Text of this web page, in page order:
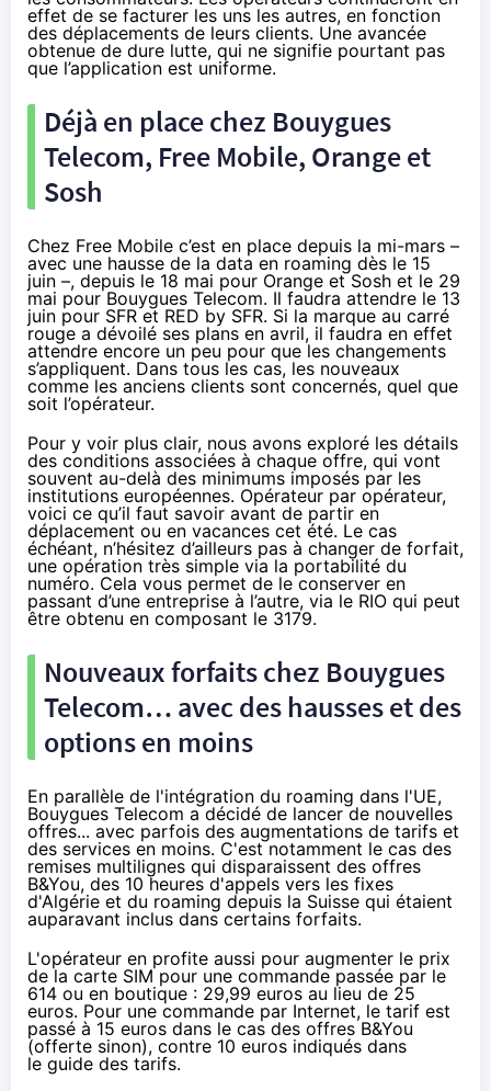
effet de se facturer les uns les autres, en fonction
des déplacements de leurs clients. Une avancée
obtenue de dure lutte, qui ne signifie pourtant pas
que l’application est uniforme.
Déjà en place chez Bouygues
Telecom, Free Mobile, Orangeet
Sosh
Chez Free Mobile c’est en place depuis la mi-mars –
avec une hausse de la data en roaming dès le 15
juin –, depuis le 18 mai pour Orange et Sosh et le 29
mai pour Bouygues Telecom. Il faudra attendre le 13
juin pour SFRet RED by SFR. Si la marque au carré
rouge a dévoilé ses plans en avril, il faudra en effet
attendre encore un peu pour que les changements
s’appliquent. Dans tous les cas, les nouveaux
comme les anciens clients sont concernés, quel que
soit l’opérateur.
Pour y voir plus clair, nous avons exploré les détails
des conditions associées à chaque offre, qui vont
souvent au-delà des minimums imposés par les
institutions européennes. Opérateur par opérateur,
voici ce qu’il faut savoir avant de partir en
déplacement ou en vacances cet été. Le cas
échéant, n’hésitez d’ailleurs pas à changer de forfait,
une opération très simple via la portabilité du
numéro. Cela vous permet de le conserver en
passant d’une entreprise à l’autre, via le RIO qui peut
être obtenu en composant le 3179.
Nouveaux forfaits chez Bouygues
Telecom… avec des hausses et des
options en moins
En parallèle de l'intégration du roaming dans l'UE,
Bouygues Telecom a décidé de lancer de nouvelles
offres... avec parfois des augmentations de tarifs et
des services en moins. C'est notamment le cas des
remises multilignes qui disparaissent des offres
B&You, des 10 heures d'appels vers les fixes
d'Algérie et du roaming depuis la Suisse qui étaient
auparavant inclus dans certains forfaits.
L'opérateur en profite aussi pour augmenter le prix
de la carte SIM pour une commande passée par le
614 ou en boutique : 29,99 euros au lieu de 25
euros. Pour une commande par Internet, le tarif est
passé à 15 euros dans le cas des offres B&You
(offerte sinon), contre 10 euros indiqués dans
le guide des tarifs.